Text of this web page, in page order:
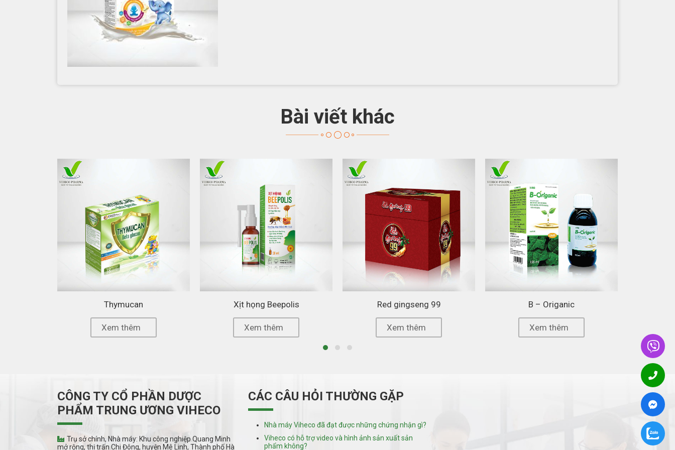
Bài viết khác
Thymucan
Xem thêm
Xịt họng Beepolis
Xem thêm
Red gingseng 99
Xem thêm
B – Origanic
Xem thêm
CÔNG TY CỔ PHẦN DƯỢC
PHẨM TRUNG ƯƠNG VIHECO
Trụ sở chính, Nhà máy: Khu công nghiệp Quang Minh
mở rộng, thị trấn Chi Đông, huyện Mê Linh, Thành phố Hà
CÁC CÂU HỎI THƯỜNG GẶP
Nhà máy Viheco đã đạt được những chứng nhận gì?
Viheco có hỗ trợ video và hình ảnh sản xuất sản
phẩm không?